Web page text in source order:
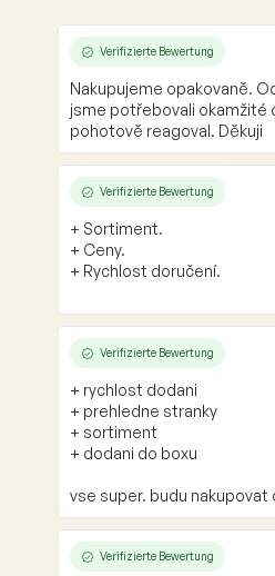
Verifizierte Bewertung
Nakupujeme opakovaně.
jsme potřebovali okamžité
pohotově reagoval. Děkuji
Verifizierte Bewertung
+ Sortiment.
+ Ceny.
+ Rychlost doručení.
Verifizierte Bewertung
+ rychlost dodani
+ prehledne stranky
+ sortiment
+ dodani do boxu
vse super. budu nakupovat
Verifizierte Bewertung